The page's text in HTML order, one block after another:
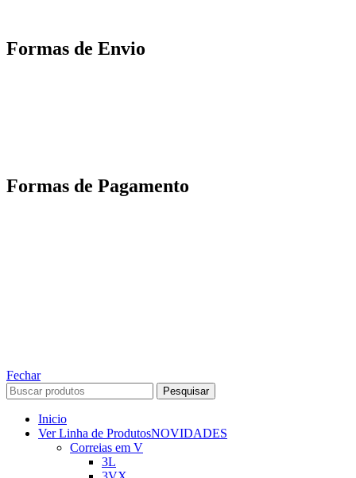
Formas de Envio
Formas de Pagamento
Fechar
Pesquisar
Inicio
Ver Linha de ProdutosNOVIDADES
Correias em V
3L